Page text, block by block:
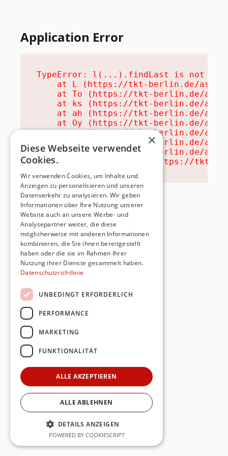
Application Error
TypeError: l(...).findLast is not a
at L (https://tkt-berlin.de/
at To (https://tkt-berlin.de/
at ks (https://tkt-berlin.de/
at ah (https://tkt-berlin.de/
at Oy (https://tkt-berlin.de/
at na (https://tkt-berlin.de/
at th (https://tkt-berlin.de/
at eh (https://tkt-berlin.de/
at MessagePort.ae (https://tkt-
×
Diese Webseite verwendet
Cookies.
Wir verwenden Cookies, um Inhalte und
Anzeigen zu personalisieren und unseren
Datenverkehr zu analysieren. Wir geben
Informationen über Ihre Nutzung unserer
Website auch an unsere Werbe- und
Analysepartner weiter, die diese
möglicherweise mit anderen Informationen
kombinieren, die Sie ihnen bereitgestellt
haben oder die sie im Rahmen Ihrer
Nutzung ihrer Dienste gesammelt haben.
Datenschutzrichtlinie
UNBEDINGT ERFORDERLICH
PERFORMANCE
MARKETING
FUNKTIONALITÄT
ALLE AKZEPTIEREN
ALLE ABLEHNEN
DETAILS ANZEIGEN
POWERED BY COOKIESCRIPT